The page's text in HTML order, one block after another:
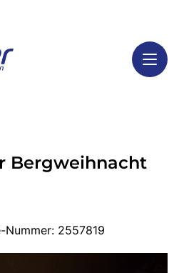
Bergweihnacht
Nummer: 2557819